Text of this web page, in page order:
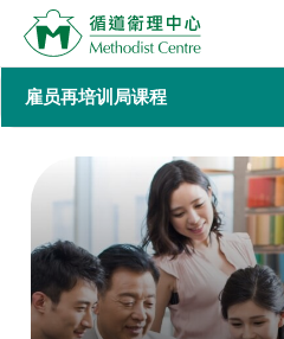
雇员再培训局课程